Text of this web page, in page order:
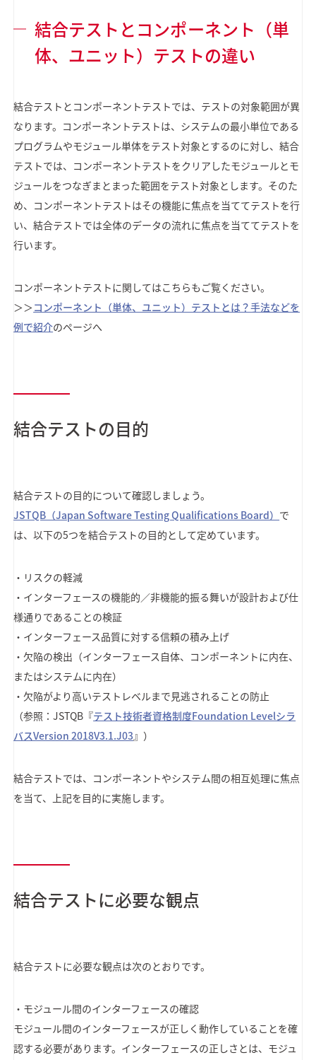
結合テストとコンポーネント（単
体、ユニット）テストの違い
結合テストとコンポーネントテストでは、テストの対象範囲が異
なります。コンポーネントテストは、システムの最小単位である
プログラムやモジュール単体をテスト対象とするのに対し、結合
テストでは、コンポーネントテストをクリアしたモジュールとモ
ジュールをつなぎまとまった範囲をテスト対象とします。そのた
め、コンポーネントテストはその機能に焦点を当ててテストを行
い、結合テストでは全体のデータの流れに焦点を当ててテストを
行います。
コンポーネントテストに関してはこちらもご覧ください。
＞＞コンポーネント（単体、ユニット）テストとは？手法などを
例で紹介のページへ
結合テストの目的
結合テストの目的について確認しましょう。
JSTQB（Japan Software Testing Qualifications Board） で
は、以下の5つを結合テストの目的として定めています。
・リスクの軽減
・インターフェースの機能的／非機能的振る舞いが設計および仕
様通りであることの検証
・インターフェース品質に対する信頼の積み上げ
・欠陥の検出（インターフェース自体、コンポーネントに内在、
またはシステムに内在）
・欠陥がより高いテストレベルまで見逃されることの防止
（参照：JSTQB『テスト技術者資格制度Foundation Levelシラ
バスVersion 2018V3.1.J03』）
結合テストでは、コンポーネントやシステム間の相互処理に焦点
を当て、上記を目的に実施します。
結合テストに必要な観点
結合テストに必要な観点は次のとおりです。
・モジュール間のインターフェースの確認
モジュール間のインターフェースが正しく動作していることを確
認する必要があります。インターフェースの正しさとは、モジュ